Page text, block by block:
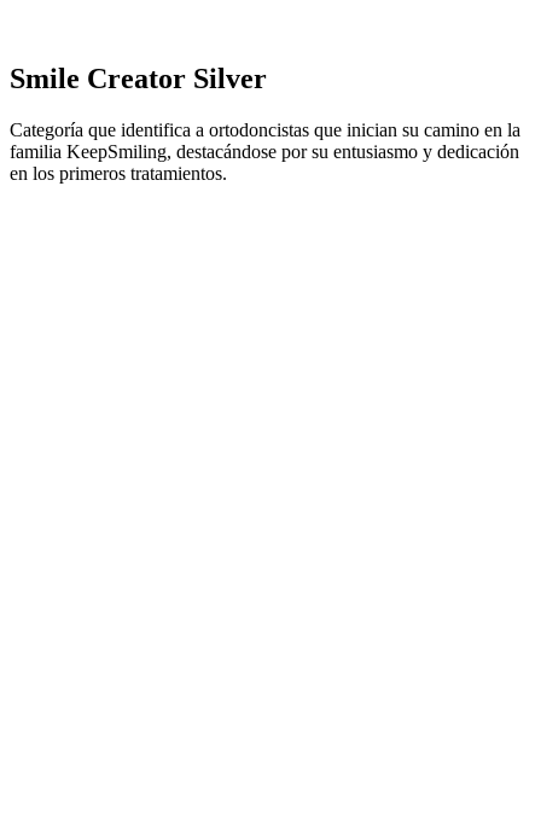
Smile Creator Silver
Categoría que identifica a ortodoncistas que inician su camino en la
familia KeepSmiling, destacándose por su entusiasmo y dedicación
en los primeros tratamientos.